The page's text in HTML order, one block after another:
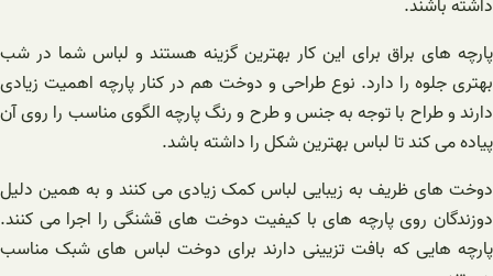
داشته باشند.
پارچه های براق برای این کار بهترین گزینه هستند و لباس شما در شب
بهتری جلوه را دارد. نوع طراحی و دوخت هم در کنار پارچه اهمیت زیادی
دارند و طراح با توجه به جنس و طرح و رنگ پارچه الگوی مناسب را روی آن
پیاده می کند تا لباس بهترین شکل را داشته باشد.
دوخت های ظریف به زیبایی لباس کمک زیادی می کنند و به همین دلیل
دوزندگان روی پارچه های با کیفیت دوخت های قشنگی را اجرا می کنند.
پارچه هایی که بافت تزیینی دارند برای دوخت لباس های شبک مناسب